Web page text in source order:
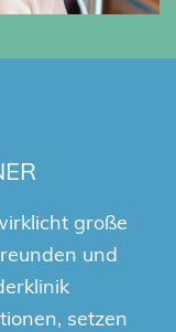
große
und
setzen